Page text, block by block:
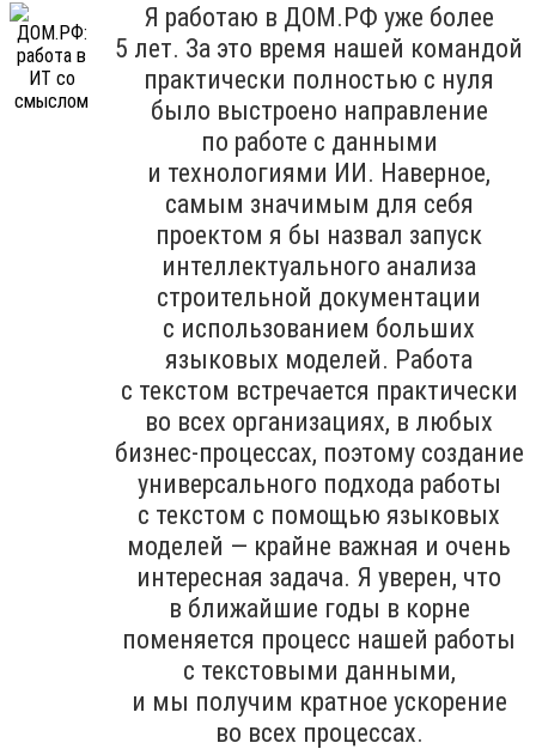
Я работаю в ДОМ.РФ уже более
5 лет. За это время нашей командой
практически полностью с нуля
было выстроено направление
по работе с данными
и технологиями ИИ. Наверное,
самым значимым для себя
проектом я бы назвал запуск
интеллектуального анализа
строительной документации
с использованием больших
языковых моделей. Работа
с текстом встречается практически
во всех организациях, в любых
бизнес-процессах, поэтому создание
универсального подхода работы
с текстом с помощью языковых
моделей — крайне важная и очень
интересная задача. Я уверен, что
в ближайшие годы в корне
поменяется процесс нашей работы
с текстовыми данными,
и мы получим кратное ускорение
во всех процессах.